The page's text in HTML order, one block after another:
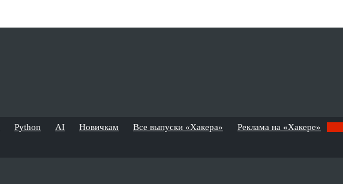
Python AI Новичкам Все выпуски «Хакера» Реклама на «Хакере»